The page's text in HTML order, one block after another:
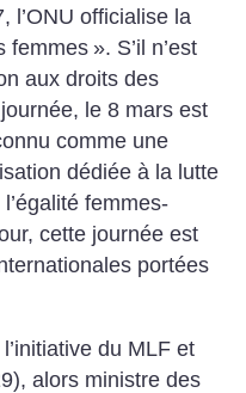
l’ONU officialise la
femmes ». S’il n’est
aux droits des
le 8 mars est
comme une
dédiée à la lutte
femmes-
cette journée est
portées
du MLF et
alors ministre des